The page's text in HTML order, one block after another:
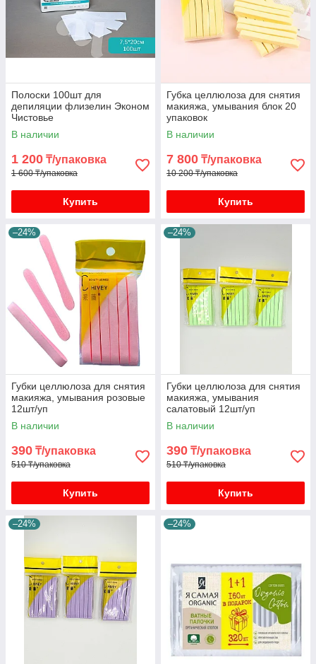
Полоски 100шт для
депиляции флизелин Эконом
Чистовье
В наличии
1 200 ₸/упаковка
1 600 ₸/упаковка
Купить
Губка целлюлоза для снятия
макияжа, умывания блок 20
упаковок
В наличии
7 800 ₸/упаковка
10 200 ₸/упаковка
Купить
–24%
Губки целлюлоза для снятия
макияжа, умывания розовые
12шт/уп
В наличии
390 ₸/упаковка
510 ₸/упаковка
Купить
–24%
Губки целлюлоза для снятия
макияжа, умывания
салатовый 12шт/уп
В наличии
390 ₸/упаковка
510 ₸/упаковка
Купить
–24% –24%